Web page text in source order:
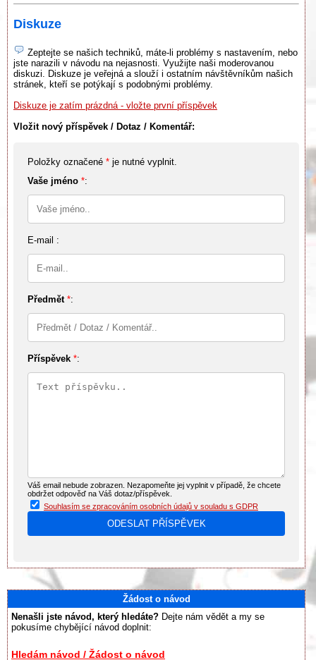
Diskuze
Zeptejte se našich techniků, máte-li problémy s nastavením, nebo
jste narazili v návodu na nejasnosti. Využijte naši moderovanou
diskuzi. Diskuze je veřejná a slouží i ostatním návštěvníkům našich
stránek, kteří se potýkají s podobnými problémy.
Diskuze je zatím prázdná - vložte první příspěvek
Vložit nový příspěvek / Dotaz / Komentář:
Položky označené * je nutné vyplnit.
Vaše jméno *:
E-mail :
Předmět *:
Příspěvek *:
Váš email nebude zobrazen. Nezapomeňte jej vyplnit v případě, že chcete
obdržet odpověď na Váš dotaz/příspěvek.
Souhlasím se zpracováním osobních údajů v souladu s GDPR
Žádost o návod
Nenašli jste návod, který hledáte? Dejte nám vědět a my se
pokusíme chybějící návod doplnit:
Hledám návod / Žádost o návod